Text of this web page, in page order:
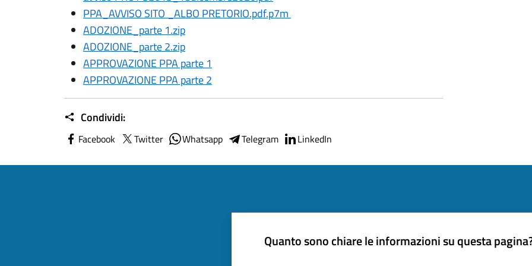
PPA_AVVISO SITO _ALBO PRETORIO.pdf.p7m
ADOZIONE_parte 1.zip
ADOZIONE_parte 2.zip
APPROVAZIONE PPA parte 1
APPROVAZIONE PPA parte 2
Condividi:
Facebook Twitter Whatsapp Telegram LinkedIn
Quanto sono chiare le informazioni su questa